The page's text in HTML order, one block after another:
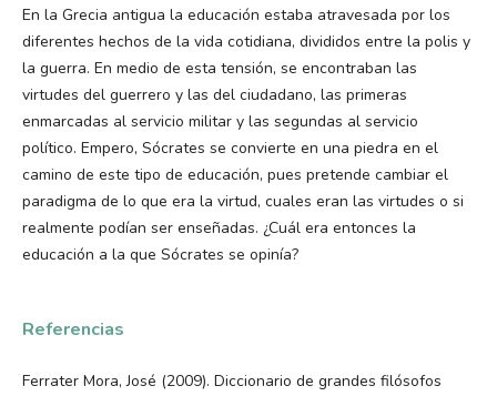
En la Grecia antigua la educación estaba atravesada por los
diferentes hechos de la vida cotidiana, divididos entre la polis y
la guerra. En medio de esta tensión, se encontraban las
virtudes del guerrero y las del ciudadano, las primeras
enmarcadas al servicio militar y las segundas al servicio
político. Empero, Sócrates se convierte en una piedra en el
camino de este tipo de educación, pues pretende cambiar el
paradigma de lo que era la virtud, cuales eran las virtudes o si
realmente podían ser enseñadas. ¿Cuál era entonces la
educación a la que Sócrates se opinía?
Referencias
Ferrater Mora, José (2009). Diccionario de grandes filósofos